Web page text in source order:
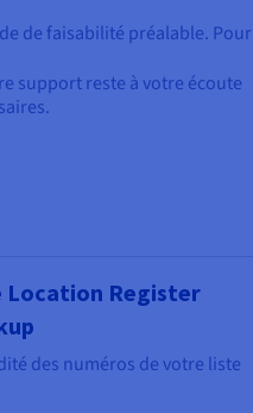
de faisabilité préalable. Pour
support reste à votre écoute
Location Register
des numéros de votre liste